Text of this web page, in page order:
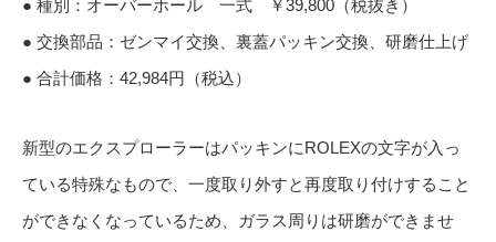
● 種別：オーバーホール 一式 ￥39,800（税抜き）
● 交換部品：ゼンマイ交換、裏蓋パッキン交換、研磨仕上げ
● 合計価格：42,984円（税込）
新型のエクスプローラーはパッキンにROLEXの文字が入っ
ている特殊なもので、一度取り外すと再度取り付けすること
ができなくなっているため、ガラス周りは研磨ができませ